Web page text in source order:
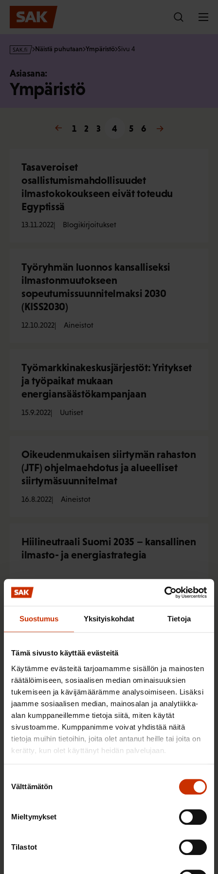
Suostumus Yksityiskohdat Tietoja
Tämä sivusto käyttää evästeitä
Käytämme evästeitä tarjoamamme sisällön ja mainosten
räätälöimiseen, sosiaalisen median ominaisuuksien
tukemiseen ja kävijämäärämme analysoimiseen. Lisäksi
jaamme sosiaalisen median, mainosalan ja analytiikka-
alan kumppaneillemme tietoja siitä, miten käytät
sivustoamme. Kumppanimme voivat yhdistää näitä
tietoja muihin tietoihin, joita olet antanut heille tai joita on
kerätty, kun olet käyttänyt heidän palvelujaan.
valinta
Välttämätön
Mieltymykset
Tilastot
Hyppää
sisältöön
s
k
·
Näistä puhutaan Ympäristö Sivu 4
Asiasana:
Ympäristö
« Edellinen
1 2 3 4 5 6
Seuraava »
Tasaveroiset
osallistumismahdollisuudet
ilmastokokoukseen eivät toteudu
Egyptissä
13.11.2022 Blogikirjoitukset
Työryhmän luonnos kansalliseksi
ilmastonmuutokseen
sopeutumissuunnitelmaksi 2030
(KISS2030)
12.10.2022 Aineistot
Työmarkkinakeskusjärjestöt: Yritykset
ja työpaikat mukaan
energiansäästökampanjaan
15.9.2022 Uutiset
Oikeudenmukaisen siirtymän rahaston
(JTF) ohjelmaehdotus ja alueelliset
siirtymäsuunnitelmat
16.8.2022 Aineistot
Hiilineutraali Suomi 2035 – kansallinen
ilmasto- ja energiastrategia
17.5.2022
Kansallista yritysvastuulakia koskeva
Lausunto luonnoksesta hallituksen
esitykseksi laiksi kaivoslain
muuttamisesta
12.4.2022 Aineistot
Lausunto sähköautojen
kehittämistä koskevasta
24.3.2022